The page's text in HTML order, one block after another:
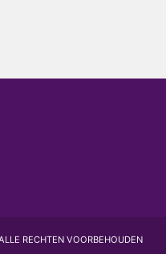
RECHTEN VOORBEHOUDEN